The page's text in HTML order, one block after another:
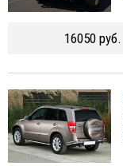
16050 руб.